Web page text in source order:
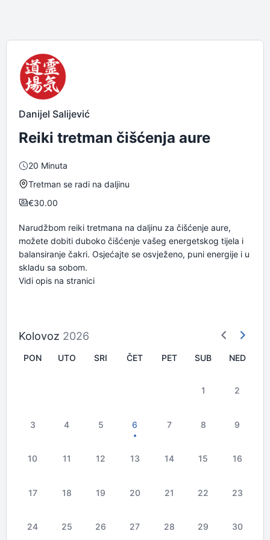
Danijel Salijević
Reiki tretman čišćenja aure
20 Minuta
Tretman se radi na daljinu
€30.00
Narudžbom reiki tretmana na daljinu za čišćenje aure,
možete dobiti duboko čišćenje vašeg energetskog tijela i
balansiranje čakri. Osjećajte se osvježeno, puni energije i u
skladu sa sobom.
Vidi opis na stranici
Kolovoz 2026
PON UTO SRI ČET PET SUB NED
1 2
3 4 5 6 7 8 9
10 11 12 13 14 15 16
17 18 19 20 21 22 23
24 25 26 27 28 29 30